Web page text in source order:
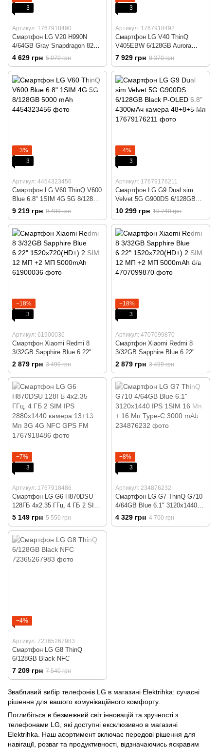
3
Артикул: 1767918490
Смартфон LG V20 H990N
4/64GB Gray Snapdragon 820,
16+5/8 Мп Hi-Fi DAC Гарантія
3 місяці.
4 629 грн 5 070 грн
3
Артикул: 1767918492
Смартфон LG V40 ThinQ
V405EBW 6/128GB Aurora
Black 2сим P-OLED 6.4" 8ядер
12Мп+16Мп+12Мп 3300mAh.
7 929 грн 8 370 грн
−3%
3
Артикул: 4454323456
Смартфон LG V60 ThinQ V600
Blue 6.8" 1SIM 4G 5G 8/128GB
5000 mAh
9 219 грн 9 499 грн
−4%
3
Артикул: 17679176211
Смартфон LG G9 Dual sim
Velvet 5G G900DS 6/128GB
Black P-OLED 6.8" 4300мАч
камера 48+8+5 Мп
10 299 грн 10 740 грн
−18%
3
Артикул: 61900036
Смартфон Xiaomi Redmi 8
3/32GB Sapphire Blue 6.22"
1520x720(HD+) 2 SIM 12 МП
+2 МП 5000mAh
2 879 грн 3 499 грн
−18%
3
Артикул: 4707099870
Смартфон Xiaomi Redmi 8
3/32GB Sapphire Blue 6.22"
1520x720(HD+) 2 SIM 12 МП
+2 МП 5000mAh б/в
2 879 грн 3 499 грн
−7%
3
Артикул: 1767918486
Смартфон LG G6 H870DSU
128ГБ 4x2.35 ГГц, 4 ГБ 2 SIM
IPS 2880x1440 камера 13+13
Мп 3G 4G NFC GPS FM
5 149 грн 5 550 грн
−8%
3
Артикул: 234876232
Смартфон LG G7 ThinQ G710
4/64GB Blue 6.1" 3120x1440
IPS 1SIM 16 Мп + 16 Мп Type-
C 3000 mAh
4 329 грн 4 700 грн
−4%
Артикул: 72365267983
Смартфон LG G8 ThinQ
6/128GB Black NFC
7 209 грн 7 540 грн
Звабливий вибір телефонів LG в магазині Elektrihka: сучасні
рішення для вашого комунікаційного комфорту.
Поглибіться в безмежний світ інновацій та зручності з
телефонами LG, які доступні ексклюзивно в магазині
Elektrihka. Наш асортимент включає передові рішення для
навігації, розваг та продуктивності, відзначаючись яскравим